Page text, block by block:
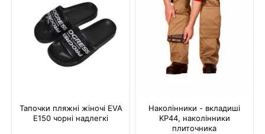
Тапочки пляжні жіночі EVA
E150 чорні надлегкі
Наколінники - вкладиші
KP44, наколінники
плиточника